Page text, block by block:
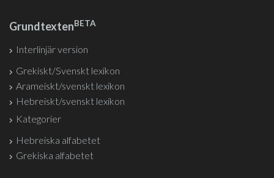
GrundtextenBETA
Interlinjär version
Grekiskt/Svenskt lexikon
Arameiskt/svenskt lexikon
Hebreiskt/svenskt lexikon
Kategorier
Hebreiska alfabetet
Grekiska alfabetet